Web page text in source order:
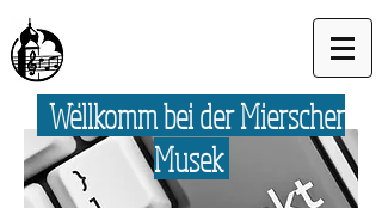
Wëllkomm bei der Mierscher
Musek